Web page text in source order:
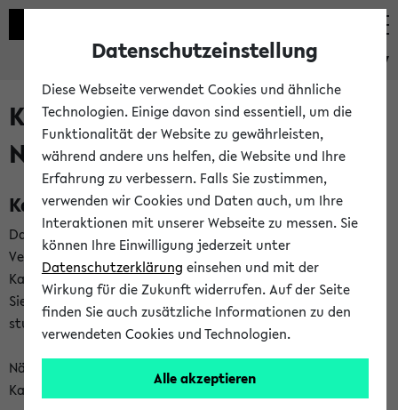
eKVV
Kalenderintegration und
Newsfeeds
Kalenderintegration
Das eKVV bietet Ihnen die Möglichkeit,
Veranstaltungstermine in eine Vielzahl von
Kalenderanwendungen einzubinden. Auf diese Weise können
Sie einen gemeinsamen Überblick über Ihre privaten und
studienbezogenen Termine erhalten.
Näheres zu Vorteilen und Funktionsweise der
Kalenderintegration können Sie auf unserer
Datenschutzeinstellung
Diese Webseite verwendet Cookies und ähnliche
Technologien. Einige davon sind essentiell, um die
Funktionalität der Website zu gewährleisten,
während andere uns helfen, die Website und Ihre
Erfahrung zu verbessern. Falls Sie zustimmen,
verwenden wir Cookies und Daten auch, um Ihre
Interaktionen mit unserer Webseite zu messen. Sie
können Ihre Einwilligung jederzeit unter
Datenschutzerklärung einsehen und mit der
Wirkung für die Zukunft widerrufen. Auf der Seite
finden Sie auch zusätzliche Informationen zu den
verwendeten Cookies und Technologien.
Alle akzeptieren